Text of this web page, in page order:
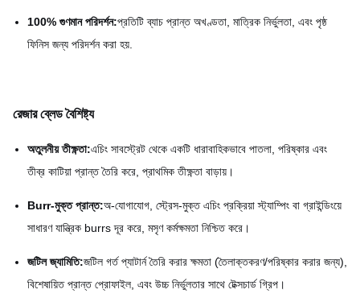
100% গুণমান পরিদর্শন:প্রতিটি ব্যাচ প্রান্ত অখণ্ডতা, মাত্রিক নির্ভুলতা, এবং পৃষ্ঠ
ফিনিস জন্য পরিদর্শন করা হয়.
রেজার ব্লেড বৈশিষ্ট্য
অতুলনীয় তীক্ষ্ণতা:এচিং সাবস্ট্রেট থেকে একটি ধারাবাহিকভাবে পাতলা, পরিষ্কার এবং
তীব্র কাটিয়া প্রান্ত তৈরি করে, প্রাথমিক তীক্ষ্ণতা বাড়ায়।
Burr-মুক্ত প্রান্ত:অ-যোগাযোগ, স্ট্রেস-মুক্ত এচিং প্রক্রিয়া স্ট্যাম্পিং বা গ্রাইন্ডিংয়ে
সাধারণ যান্ত্রিক burrs দূর করে, মসৃণ কর্মক্ষমতা নিশ্চিত করে।
জটিল জ্যামিতি:জটিল গর্ত প্যাটার্ন তৈরি করার ক্ষমতা (তৈলাক্তকরণ/পরিষ্কার করার জন্য),
বিশেষায়িত প্রান্ত প্রোফাইল, এবং উচ্চ নির্ভুলতার সাথে টেক্সচার্ড গ্রিপ।